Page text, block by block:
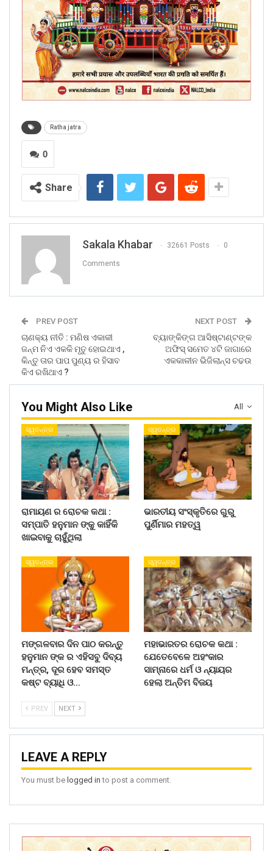
Ratha jatra
0
Share
Sakala Khabar 32661 Posts 0
Comments
PREV POST
ଚାଣକ୍ୟ ନୀତି : ମଣିଷ ଏକାକୀ
ଜନ୍ମ ନିଏ ଏକକି ମୃତୁ ହୋଇଥାଏ ,
କିନ୍ତୁ ତାର ପାପ ପୁଣ୍ୟ ର ହିସାବ
କିଏ ରଖିଥାଏ ?
NEXT POST
ବ୍ୟାଙ୍କିଙ୍ଗ ଆସିଷ୍ଟାଣ୍ଟଙ୍କ
ଅଫିସ୍ ସମେତ ୪ଟି ଜାଗାରେ
ଏକକାଳୀନ ଭିଜିଲାନ୍ସ ଚଢଉ
All
You Might Also Like
ସ୍ୱତନ୍ତ୍ର
ରାମାୟଣ ର ରୋଚକ କଥା :
ସମ୍ପାତି ହନୁମାନ ଙ୍କୁ କାହିଁକି
ଖାଇବାକୁ ଚାହୁଁଥିଲା
ସ୍ୱତନ୍ତ୍ର
ଭାରତୀୟ ସଂସ୍କୃତିରେ ଗୁରୁ
ପୁର୍ଣିମାର ମହତ୍ୱ
ସ୍ୱତନ୍ତ୍ର
ମଙ୍ଗଳବାର ଦିନ ପାଠ କରନ୍ତୁ
ହନୁମାନ ଙ୍କ ର ଏହିସବୁ ଦିବ୍ୟ
ମନ୍ତ୍ର, ଦୂର ହେବ ସମସ୍ତ
କଷ୍ଟ ବ୍ୟାଧି ଓ…
ସ୍ୱତନ୍ତ୍ର
ମହାଭାରତର ରୋଚକ କଥା :
ଯେତେବେଳେ ଅହଂକାର
ସାମ୍ନାରେ ଧର୍ମ ଓ ନ୍ୟାୟର
ହେଲା ଅନ୍ତିମ ବିଜୟ
PREV NEXT
LEAVE A REPLY
You must be logged in to post a comment.